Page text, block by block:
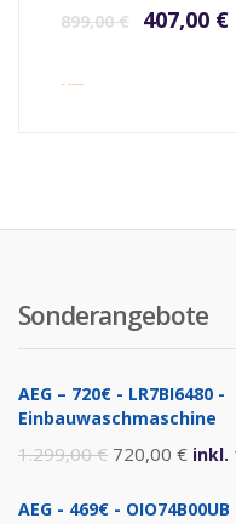
899,00€ 407,00 €
inkl. Versandkosten
Sonderangebote
AEG – 720€ - LR7BI6480 -
Einbauwaschmaschine
1.299,00€ 720,00 € inkl.
AEG - 469€ -